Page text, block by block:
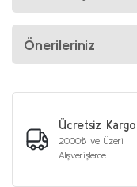
Önerileriniz
Ücretsiz Kargo
2000₺ ve Üzeri
Alışverişlerde